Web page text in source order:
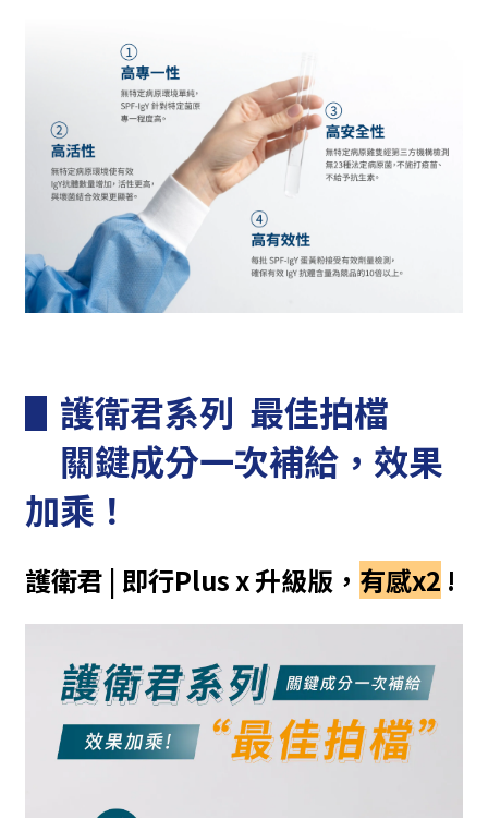
▋護衛君系列 最佳拍檔
關鍵成分一次補給，效果
加乘！
護衛君 | 即行Plus x 升級版 ， 有感x2 !